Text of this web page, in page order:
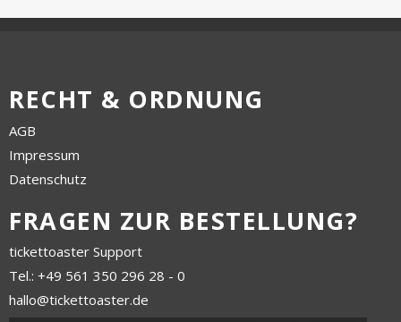
RECHT & ORDNUNG
AGB
Impressum
Datenschutz
FRAGEN ZUR BESTELLUNG?
tickettoaster Support
Tel.: +49 561 350 296 28 - 0
hallo@tickettoaster.de